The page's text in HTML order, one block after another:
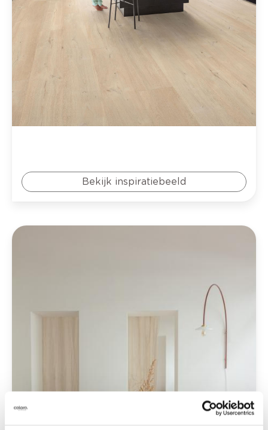
Bekijk inspiratiebeeld